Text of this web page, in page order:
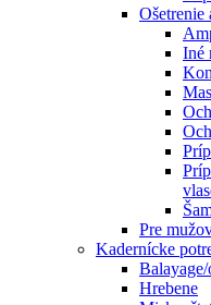
Ošetrenie
Iné
Pre
Kadernícke
Hrebene